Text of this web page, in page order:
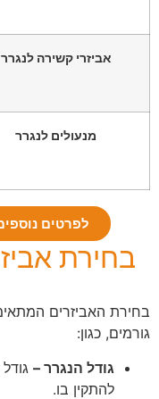
אביזרי קשירה לנגרר
מנעולים לנגרר
לפרטים נוספים
בחירת
בחירת האביזרים
גורמים, כגון:
גודל הנגרר –
להתקין בו.